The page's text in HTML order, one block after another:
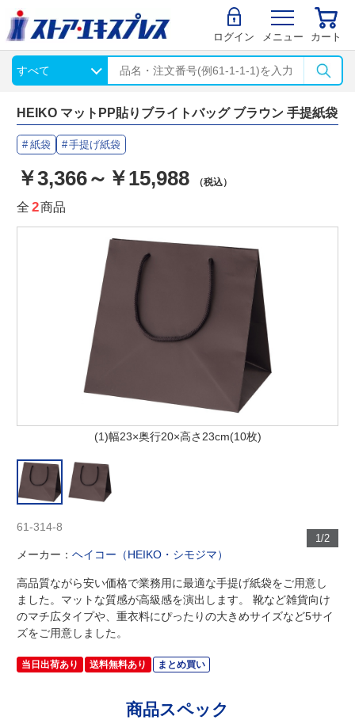
ログイン メニュー カート
HEIKO マットPP貼りブライトバッグ ブラウン 手提紙袋
紙袋 手提げ紙袋
￥3,366～￥15,988 （税込）
全 2商品
(1)幅23×奥行20×高さ23cm(10枚)
1/2
61-314-8
メーカー：ヘイコー（HEIKO・シモジマ）
高品質ながら安い価格で業務用に最適な手提げ紙袋をご用意し
ました。マットな質感が高級感を演出します。 靴など雑貨向け
のマチ広タイプや、重衣料にぴったりの大きめサイズなど5サイ
ズをご用意しました。
当日出荷あり 送料無料あり まとめ買い
商品スペック